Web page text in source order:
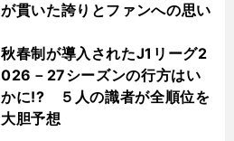
が貫いた誇りとファンへの思い
秋春制が導入されたJ1リーグ2
026－27シーズンの行方はい
かに!? ５人の識者が全順位を
大胆予想